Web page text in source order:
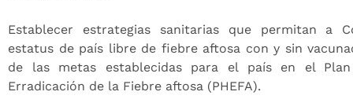
Establecer estrategias sanitarias que permitan a
estatus de país libre de fiebre aftosa con y sin
de las metas establecidas para el país en el
Erradicación de la Fiebre aftosa (PHEFA).